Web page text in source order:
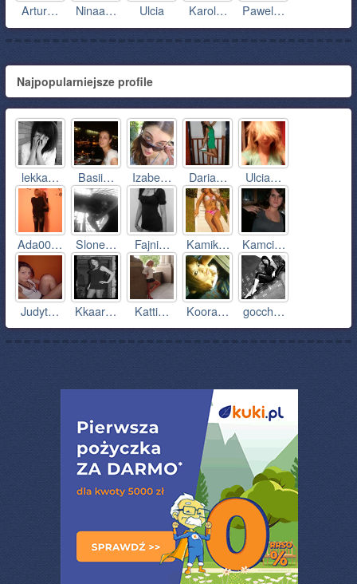
Artur… Ninaa… Ulcia Karol… Pawel…
Najpopularniejsze profile
lekka… Basii… Izabe… Daria… Ulcia…
Ada00… Slone… Fajni… Kamik… Kamci…
Judyt… Kkaar… Katti… Koora… gocch…